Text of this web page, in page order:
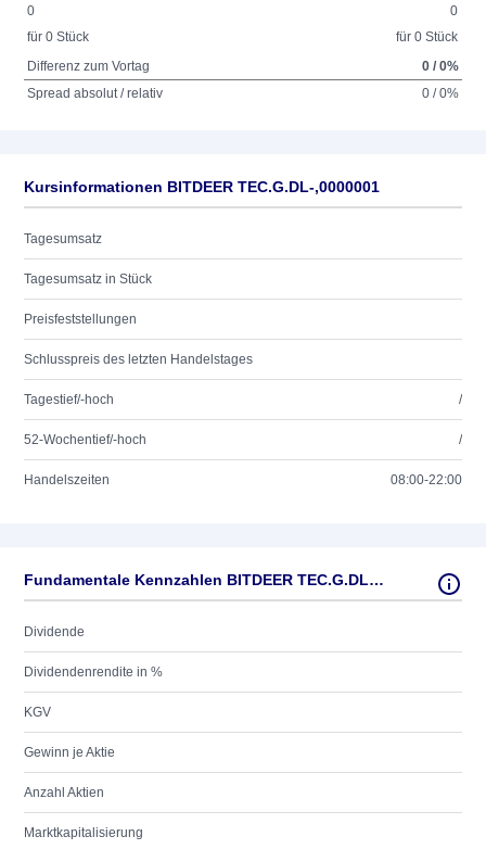
0
für 0 Stück
0
für 0 Stück
Differenz zum Vortag
0 / 0%
Spread absolut / relativ
0 / 0%
Kursinformationen BITDEER TEC.G.DL-,0000001
Tagesumsatz
Tagesumsatz in Stück
Preisfeststellungen
Schlusspreis des letzten Handelstages
Tagestief/-hoch /
52-Wochentief/-hoch /
Handelszeiten 08:00-22:00
Fundamentale Kennzahlen BITDEER TEC.G.DL-,0000001
Dividende
Dividendenrendite in %
KGV
Gewinn je Aktie
Anzahl Aktien
Marktkapitalisierung